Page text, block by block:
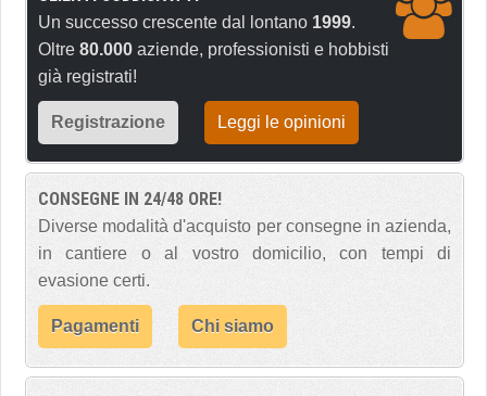
Un successo crescente dal lontano 1999.
Oltre 80.000 aziende, professionisti e hobbisti
già registrati!
Registrazione Leggi le opinioni
CONSEGNE IN 24/48 ORE!
Diverse modalità d'acquisto per consegne in azienda,
in cantiere o al vostro domicilio, con tempi di
evasione certi.
Pagamenti Chi siamo